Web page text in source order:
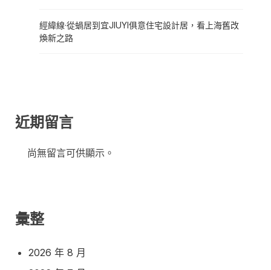
經緯線·從蝸居到宜JIUYI俱意住宅設計居，看上海舊改
煥新之路
近期留言
尚無留言可供顯示。
彙整
2026 年 8 月